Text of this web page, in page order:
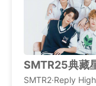
SMTR25典藏
SMTR2·Reply